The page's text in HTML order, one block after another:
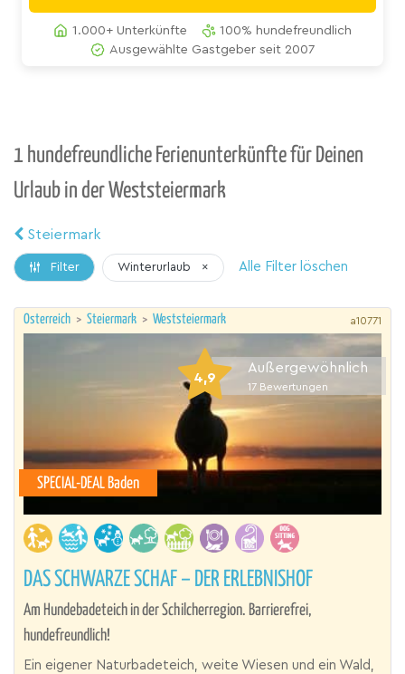
1.000+ Unterkünfte
100% hundefreundlich
Ausgewählte Gastgeber seit 2007
1 hundefreundliche Ferienunterkünfte für Deinen
Urlaub in der Weststeiermark
Steiermark
Filter Winterurlaub × Alle Filter löschen
Österreich > Steiermark > Weststeiermark a10771
4,9
Außergewöhnlich
17 Bewertungen
SPECIAL-DEAL Baden
DAS SCHWARZE SCHAF – DER ERLEBNISHOF
Am Hundebadeteich in der Schilcherregion. Barrierefrei,
hundefreundlich!
Ein eigener Naturbadeteich, weite Wiesen und ein Wald,